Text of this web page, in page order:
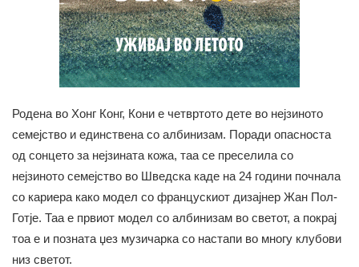
Родена во Хонг Конг, Кони е четвртото дете во нејзиното
семејство и единствена со албинизам. Поради опасноста
од сонцето за нејзината кожа, таа се преселила со
нејзиното семејство во Шведска каде на 24 години почнала
со кариера како модел со францускиот дизајнер Жан Пол-
Готје. Таа е првиот модел со албинизам во светот, а покрај
тоа е и позната џез музичарка со настапи во многу клубови
низ светот.